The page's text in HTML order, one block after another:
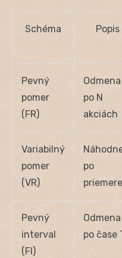
Schéma Popis
Pevný
pomer
(FR)
Odmena
po N
akciách
Variabilný
pomer
(VR)
po
Pevný
interval
(FI)
Odmena
po čase